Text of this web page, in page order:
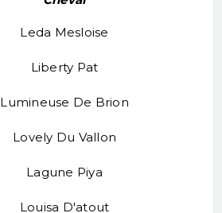
Leda Mesloise
Liberty Pat
Lumineuse De Brion
Lovely Du Vallon
Lagune Piya
Louisa D'atout